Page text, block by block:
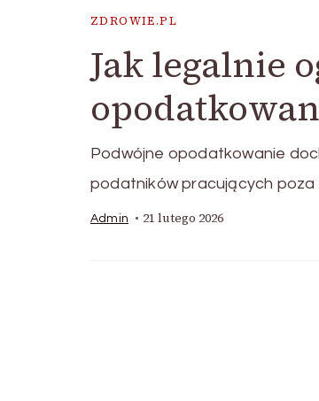
ZDROWIE.PL
Jak legalnie
Podwójne opodatkowanie
podatników pracujących poza
Admin 21 lutego 2026